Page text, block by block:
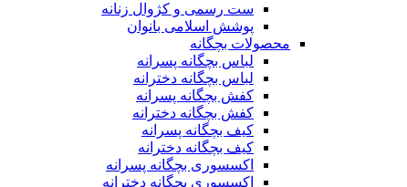
ست رسمی و کژوال زنانه
پوشش اسلامی بانوان
محصولات بچگانه
لباس بچگانه پسرانه
لباس بچگانه دخترانه
کفش بچگانه پسرانه
کفش بچگانه دخترانه
کیف بچگانه پسرانه
کیف بچگانه دخترانه
اکسسوری بچگانه پسرانه
اکسسوری بچگانه دخترانه